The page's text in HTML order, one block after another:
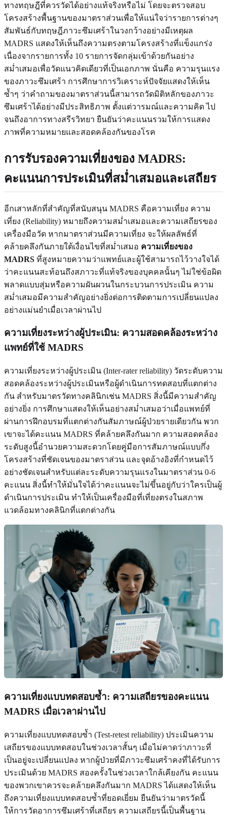
ทางทฤษฎีที่ควรวัดได้อย่างแท้จริงหรือไม่ โดยจะตรวจสอบ
โครงสร้างพื้นฐานของมาตราส่วนเพื่อให้แน่ใจว่ารายการต่างๆ
สัมพันธ์กับทฤษฎีภาวะซึมเศร้าในวงกว้างอย่างมีเหตุผล
MADRS แสดงให้เห็นถึงความตรงตามโครงสร้างที่แข็งแกร่ง
เนื่องจากรายการทั้ง 10 รายการจัดกลุ่มเข้าด้วยกันอย่าง
สม่ำเสมอเพื่อวัดแนวคิดเดียวที่เป็นเอกภาพ นั่นคือ ความรุนแรง
ของภาวะซึมเศร้า การศึกษาการวิเคราะห์ปัจจัยแสดงให้เห็น
ซ้ำๆ ว่าคำถามของมาตราส่วนนี้สามารถวัดมิติหลักของภาวะ
ซึมเศร้าได้อย่างมีประสิทธิภาพ ตั้งแต่วารมณ์และความคิด ไป
จนถึงอาการทางสรีรวิทยา ยืนยันว่าคะแนนรวมให้การแสดง
ภาพที่ความหมายและสอดคล้องกันของโรค
การรับรองความเที่ยงของ MADRS:
คะแนนการประเมินที่สม่ำเสมอและเสถียร
อีกเสาหลักที่สำคัญที่สนับสนุน MADRS คือความเที่ยง ความ
เที่ยง (Reliability) หมายถึงความสม่ำเสมอและความเสถียรของ
เครื่องมือวัด หากมาตราส่วนมีความเที่ยง จะให้ผลลัพธ์ที่
คล้ายคลึงกันภายใต้เงื่อนไขที่สม่ำเสมอ ความเที่ยงของ
MADRS ที่สูงหมายความว่าแพทย์และผู้ใช้สามารถไว้วางใจได้
ว่าคะแนนสะท้อนถึงสภาวะที่แท้จริงของบุคคลนั้นๆ ไม่ใช่ข้อผิด
พลาดแบบสุ่มหรือความผันผวนในกระบวนการประเมิน ความ
สม่ำเสมอมีความสำคัญอย่างยิ่งต่อการติดตามการเปลี่ยนแปลง
อย่างแม่นยำเมื่อเวลาผ่านไป
ความเที่ยงระหว่างผู้ประเมิน: ความสอดคล้องระหว่าง
แพทย์ที่ใช้ MADRS
ความเที่ยงระหว่างผู้ประเมิน (Inter-rater reliability) วัดระดับความ
สอดคล้องระหว่างผู้ประเมินหรือผู้ดำเนินการทดสอบที่แตกต่าง
กัน สำหรับมาตรวัดทางคลินิกเช่น MADRS สิ่งนี้มีความสำคัญ
อย่างยิ่ง การศึกษาแสดงให้เห็นอย่างสม่ำเสมอว่าเมื่อแพทย์ที่
ผ่านการฝึกอบรมที่แตกต่างกันสัมภาษณ์ผู้ป่วยรายเดียวกัน พวก
เขาจะได้คะแนน MADRS ที่คล้ายคลึงกันมาก ความสอดคล้อง
ระดับสูงนี้อำนวยความสะดวกโดยคู่มือการสัมภาษณ์แบบกึ่ง
โครงสร้างที่ชัดเจนของมาตราส่วน และจุดอ้างอิงที่กำหนดไว้
อย่างชัดเจนสำหรับแต่ละระดับความรุนแรงในมาตราส่วน 0-6
คะแนน สิ่งนี้ทำให้มั่นใจได้ว่าคะแนนจะไม่ขึ้นอยู่กับว่าใครเป็นผู้
ดำเนินการประเมิน ทำให้เป็นเครื่องมือที่เที่ยงตรงในสภาพ
แวดล้อมทางคลินิกที่แตกต่างกัน
ความเที่ยงแบบทดสอบซ้ำ: ความเสถียรของคะแนน
MADRS เมื่อเวลาผ่านไป
ความเที่ยงแบบทดสอบซ้ำ (Test-retest reliability) ประเมินความ
เสถียรของแบบทดสอบในช่วงเวลาสั้นๆ เมื่อไม่คาดว่าภาวะที่
เป็นอยู่จะเปลี่ยนแปลง หากผู้ป่วยที่มีภาวะซึมเศร้าคงที่ได้รับการ
ประเมินด้วย MADRS สองครั้งในช่วงเวลาใกล้เคียงกัน คะแนน
ของพวกเขาควรจะคล้ายคลึงกันมาก MADRS ได้แสดงให้เห็น
ถึงความเที่ยงแบบทดสอบซ้ำที่ยอดเยี่ยม ยืนยันว่ามาตรวัดนี้
ให้การวัดอาการซึมเศร้าที่เสถียร ความเสถียรนี้เป็นพื้นฐาน